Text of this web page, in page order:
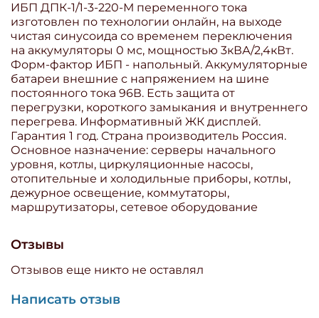
ИБП ДПК-1/1-3-220-М переменного тока
изготовлен по технологии онлайн, на выходе
чистая синусоида со временем переключения
на аккумуляторы 0 мс, мощностью 3кВА/2,4кВт.
Форм-фактор ИБП - напольный. Аккумуляторные
батареи внешние с напряжением на шине
постоянного тока 96В. Есть защита от
перегрузки, короткого замыкания и внутреннего
перегрева. Информативный ЖК дисплей.
Гарантия 1 год. Страна производитель Россия.
Основное назначение: серверы начального
уровня, котлы, циркуляционные насосы,
отопительные и холодильные приборы, котлы,
дежурное освещение, коммутаторы,
маршрутизаторы, сетевое оборудование
Отзывы
Отзывов еще никто не оставлял
Написать отзыв